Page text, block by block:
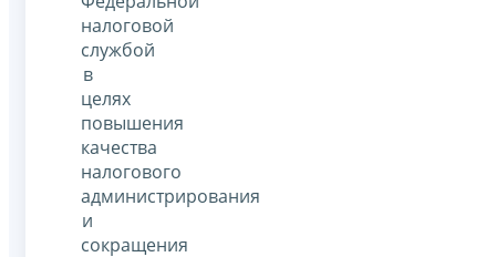
налоговой
службой
в
целях
повышения
качества
налогового
администрирования
и
сокращения